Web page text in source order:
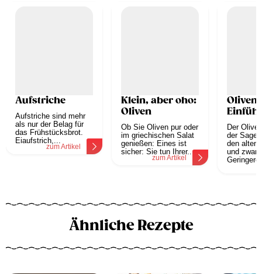
Aufstriche
Aufstriche sind mehr
als nur der Belag für
das Frühstücksbrot.
Eiaufstrich,...
zum Artikel
Klein, aber oho:
Oliven
Ob Sie Oliven pur oder
im griechischen Salat
genießen: Eines ist
sicher: Sie tun Ihrer...
zum Artikel
Oliven
Der
der Sage
den alten
und zwar
Ähnliche Rezepte